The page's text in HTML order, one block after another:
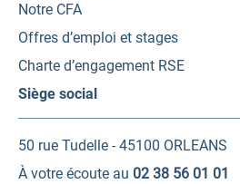
Notre CFA
Offres d’emploi et stages
Charte d’engagement RSE
Siège social
50 rue Tudelle - 45100 ORLEANS
À votre écoute au 02 38 56 01 01